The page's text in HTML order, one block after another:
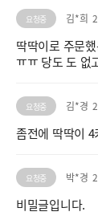
요청중 김*희
딱딱이로 주문
ㅠㅠ 당도 도 없
요청중 김*경
좀전에 딱딱이
요청중 박*경
비밀글입니다.